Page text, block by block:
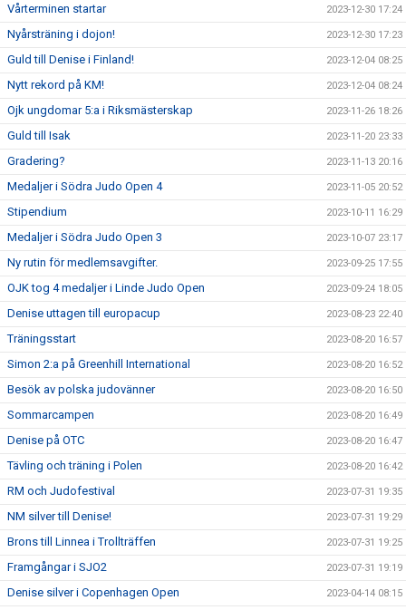
Vårterminen startar 2023-12-30 17:24
Nyårsträning i dojon! 2023-12-30 17:23
Guld till Denise i Finland! 2023-12-04 08:25
Nytt rekord på KM! 2023-12-04 08:24
Ojk ungdomar 5:a i Riksmästerskap 2023-11-26 18:26
Guld till Isak 2023-11-20 23:33
Gradering? 2023-11-13 20:16
Medaljer i Södra Judo Open 4 2023-11-05 20:52
Stipendium 2023-10-11 16:29
Medaljer i Södra Judo Open 3 2023-10-07 23:17
Ny rutin för medlemsavgifter. 2023-09-25 17:55
OJK tog 4 medaljer i Linde Judo Open 2023-09-24 18:05
Denise uttagen till europacup 2023-08-23 22:40
Träningsstart 2023-08-20 16:57
Simon 2:a på Greenhill International 2023-08-20 16:52
Besök av polska judovänner 2023-08-20 16:50
Sommarcampen 2023-08-20 16:49
Denise på OTC 2023-08-20 16:47
Tävling och träning i Polen 2023-08-20 16:42
RM och Judofestival 2023-07-31 19:35
NM silver till Denise! 2023-07-31 19:29
Brons till Linnea i Trollträffen 2023-07-31 19:25
Framgångar i SJO2 2023-07-31 19:19
Denise silver i Copenhagen Open 2023-04-14 08:15